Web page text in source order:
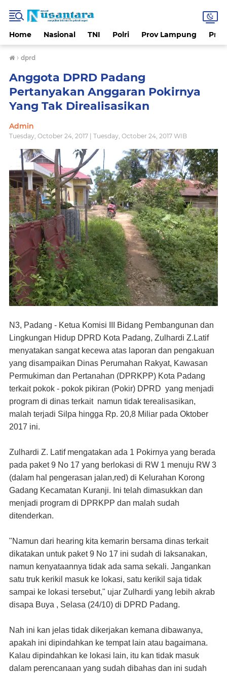
Home Nasional TNI Polri Prov Lampung
› dprd
Anggota DPRD Padang
Pertanyakan Anggaran Pokirnya
Yang Tak Direalisasikan
Admin
Tuesday, October 24, 2017 | Tuesday, October 24, 2017 WIB
N3, Padang - Ketua Komisi III Bidang Pembangunan dan
Lingkungan Hidup DPRD Kota Padang, Zulhardi Z.Latif
menyatakan sangat kecewa atas laporan dan pengakuan
yang disampaikan Dinas Perumahan Rakyat, Kawasan
Permukiman dan Pertanahan (DPRKPP) Kota Padang
terkait pokok - pokok pikiran (Pokir) DPRD yang menjadi
program di dinas terkait namun tidak terealisasikan,
malah terjadi Silpa hingga Rp. 20,8 Miliar pada Oktober
2017 ini.
Zulhardi Z. Latif mengatakan ada 1 Pokirnya yang berada
pada paket 9 No 17 yang berlokasi di RW 1 menuju RW 3
(dalam hal pengerasan jalan,red) di Kelurahan Korong
Gadang Kecamatan Kuranji. Ini telah dimasukkan dan
menjadi program di DPRKPP dan malah sudah
ditenderkan.
"Namun dari hearing kita kemarin bersama dinas terkait
dikatakan untuk paket 9 No 17 ini sudah di laksanakan,
namun kenyataannya tidak ada sama sekali. Jangankan
satu truk kerikil masuk ke lokasi, satu kerikil saja tidak
sampai ke lokasi tersebut," ujar Zulhardi yang lebih akrab
disapa Buya , Selasa (24/10) di DPRD Padang.
Nah ini kan jelas tidak dikerjakan kemana dibawanya,
apakah ini dipindahkan ke tempat lain atau bagaimana.
Kalau dipindahkan ke lokasi lain, itu kan tidak masuk
dalam perencanaan yang sudah dibahas dan ini sudah